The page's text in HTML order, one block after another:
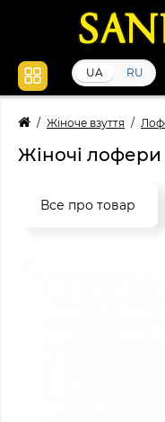
UA RU
Жіноче взуття
Жіночі лофери
Все про товар